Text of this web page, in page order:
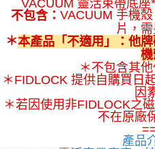
VACUUM 靈活束帶底座
不包含： VACUUM 手機
片，需
＊本產品「不適用」：他
＊不包含其
＊FIDLOCK 提供自購買日
因
＊若因使用非FIDLOCK之
不在原廠
產品